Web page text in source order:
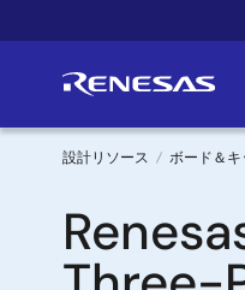
イ
ン
パ
ン
設計リソース ボード＆キ